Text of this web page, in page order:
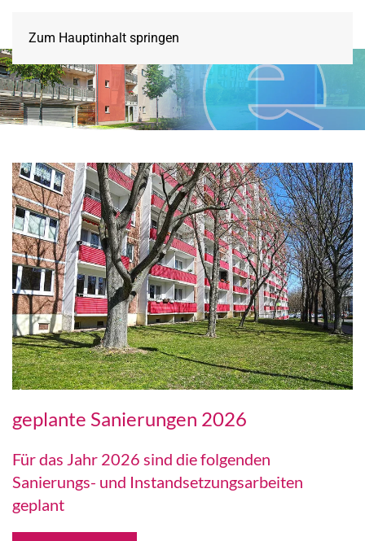
Zum Hauptinhalt springen
geplante Sanierungen 2026
Für das Jahr 2026 sind die folgenden
Sanierungs- und Instandsetzungsarbeiten
geplant